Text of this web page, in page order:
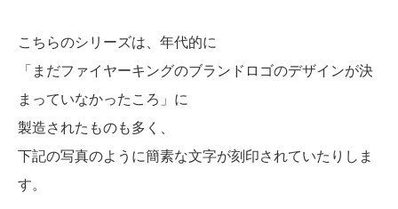
こちらのシリーズは、年代的に
「まだファイヤーキングのブランドロゴのデザインが決
まっていなかったころ」に
製造されたものも多く、
下記の写真のように簡素な文字が刻印されていたりしま
す。